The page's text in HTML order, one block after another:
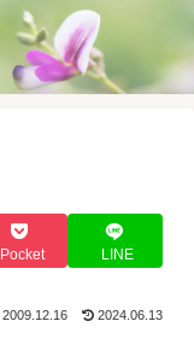
Pocket LINE
2009.12.16 2024.06.13